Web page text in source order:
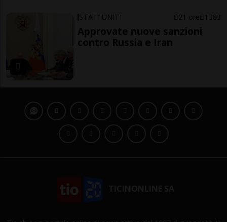
STATI UNITI 21 ore 1 83
Approvate nuove sanzioni
contro Russia e Iran